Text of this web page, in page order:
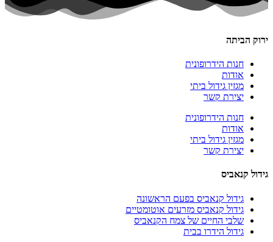
ירוק הביתה
חנות הידרופונית
אודות
מגזין גידול ביתי
יצירת קשר
חנות הידרופונית
אודות
מגזין גידול ביתי
יצירת קשר
גידול קנאביס
גידול קנאביס בפעם הראשונה
גידול קנאביס מזרעים אוטומטיים
שלבי החיים של צמח הקנאביס
גידול הידרו בבית